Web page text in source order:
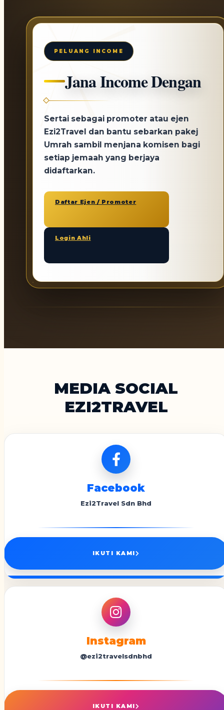
PELUANG INCOME
Jana Income Dengan
Sertai sebagai promoter atau ejen
Ezi2Travel dan bantu sebarkan pakej
Umrah sambil menjana komisen bagi
setiap jemaah yang berjaya
didaftarkan.
Daftar Ejen / Promoter
Login Ahli
MEDIA SOCIAL
EZI2TRAVEL
Facebook
Ezi2Travel Sdn Bhd
IKUTI KAMI
Instagram
@ezi2travelsdnbhd
IKUTI KAMI